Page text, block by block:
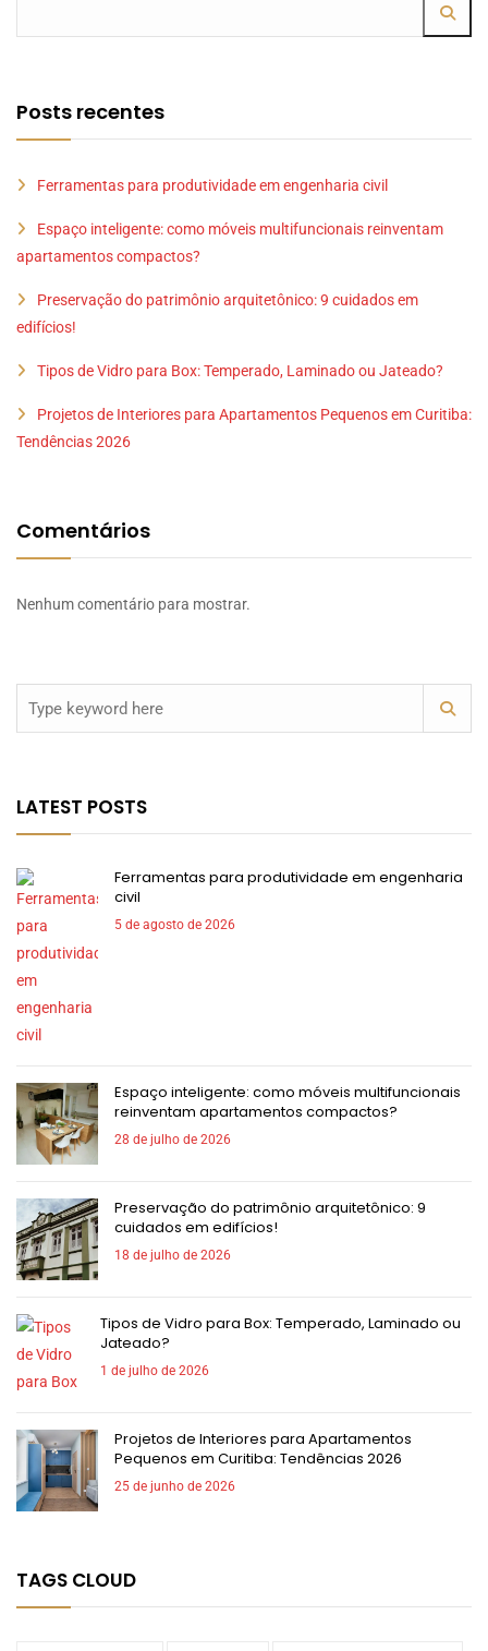
Posts recentes
Ferramentas para produtividade em engenharia civil
Espaço inteligente: como móveis multifuncionais reinventam
apartamentos compactos?
Preservação do patrimônio arquitetônico: 9 cuidados em
edifícios!
Tipos de Vidro para Box: Temperado, Laminado ou Jateado?
Projetos de Interiores para Apartamentos Pequenos em Curitiba:
Tendências 2026
Comentários
Nenhum comentário para mostrar.
LATEST POSTS
Ferramentas para produtividade em engenharia
civil
5 de agosto de 2026
Espaço inteligente: como móveis multifuncionais
reinventam apartamentos compactos?
28 de julho de 2026
Preservação do patrimônio arquitetônico: 9
cuidados em edifícios!
18 de julho de 2026
Tipos de Vidro para Box: Temperado, Laminado ou
Jateado?
1 de julho de 2026
Projetos de Interiores para Apartamentos
Pequenos em Curitiba: Tendências 2026
25 de junho de 2026
TAGS CLOUD